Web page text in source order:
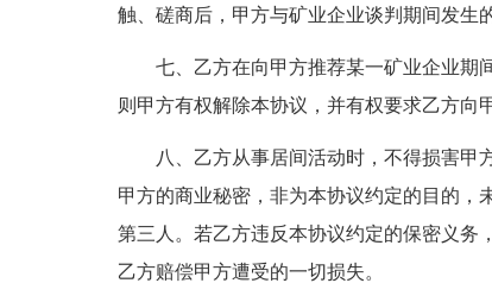
触、磋商后，甲方与矿业企业谈判期间发生
七、乙方在向甲方推荐某一矿业企业期
则甲方有权解除本协议，并有权要求乙方向
八、乙方从事居间活动时，不得损害甲
甲方的商业秘密，非为本协议约定的目的，
第三人。若乙方违反本协议约定的保密义务
乙方赔偿甲方遭受的一切损失。